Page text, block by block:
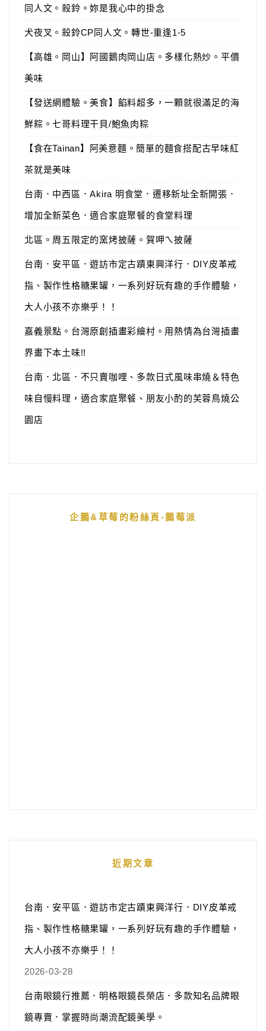
同人文。殺鈴。妳是我心中的掛念
犬夜叉。殺鈴CP同人文。轉世-重逢1-5
【高雄。岡山】阿國鵝肉岡山店。多樣化熱炒。平價
美味
【發送網體驗。美食】餡料超多，一顆就很滿足的海
鮮粽。七哥料理干貝/鮑魚肉粽
【食在Tainan】阿美意麵。簡單的麵食搭配古早味紅
茶就是美味
台南．中西區．Akira 明食堂．遷移新址全新開張．
增加全新菜色．適合家庭聚餐的食堂料理
北區。周五限定的窯烤披薩。賀呷ㄟ披薩
台南．安平區．遊訪市定古蹟東興洋行．DIY皮革戒
指、製作性格糖果罐，一系列好玩有趣的手作體驗，
大人小孩不亦樂乎！！
嘉義景點。台灣原創插畫彩繪村。用熱情為台灣插畫
界畫下本土味!!
台南．北區．不只賣咖哩、多款日式風味串燒＆特色
味自慢料理，適合家庭聚餐、朋友小酌的芙蓉鳥燒公
園店
企鵝&草莓的粉絲頁-鵝莓派
近期文章
台南．安平區．遊訪市定古蹟東興洋行．DIY皮革戒
指、製作性格糖果罐，一系列好玩有趣的手作體驗，
大人小孩不亦樂乎！！
2026-03-28
台南眼鏡行推薦．明格眼鏡長榮店．多款知名品牌眼
鏡專賣．掌握時尚潮流配鏡美學。